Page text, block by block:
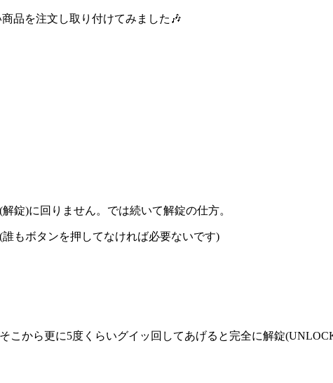
品を注文し取り付けてみました🎶
錠)に回りません。では続いて解錠の仕方。
もボタンを押してなければ必要ないです)
こから更に5度くらいグイッ回してあげると完全に解錠